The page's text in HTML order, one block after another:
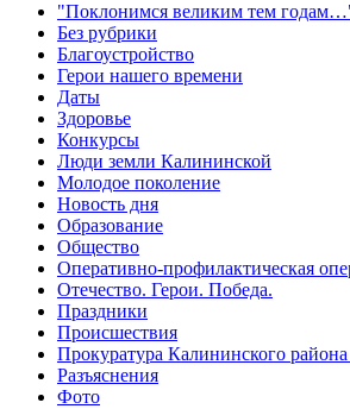
"Поклонимся великим тем
Без рубрики
Благоустройство
Герои нашего времени
Даты
Здоровье
Конкурсы
Люди земли Калининской
Молодое поколение
Новость дня
Образование
Общество
Оперативно-профилактическая
Отечество. Герои. Победа.
Праздники
Происшествия
Прокуратура Калининского
Разъяснения
Фото